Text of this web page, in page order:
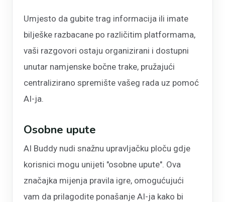
Umjesto da gubite trag informacija ili imate
bilješke razbacane po različitim platformama,
vaši razgovori ostaju organizirani i dostupni
unutar namjenske bočne trake, pružajući
centralizirano spremište vašeg rada uz pomoć
AI-ja.
Osobne upute
AI Buddy nudi snažnu upravljačku ploču gdje
korisnici mogu unijeti "osobne upute". Ova
značajka mijenja pravila igre, omogućujući
vam da prilagodite ponašanje AI-ja kako bi